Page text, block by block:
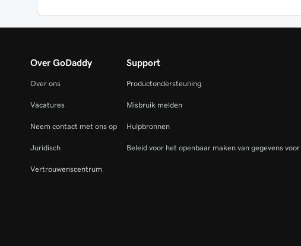
Over GoDaddy
Over ons
Vacatures
Neem contact met ons op
Juridisch
Vertrouwenscentrum
Support
Productondersteuning
Misbruik melden
Hulpbronnen
Beleid voor het openbaar maken van gegevens